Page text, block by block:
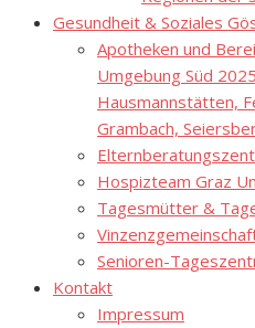
Gesundheit & Soziales
Apotheken und
Umgebung Süd
Hausmannstätten,
Grambach,
Hospizteam Graz
Tagesmütter &
Senioren-
Kontakt
Impressum